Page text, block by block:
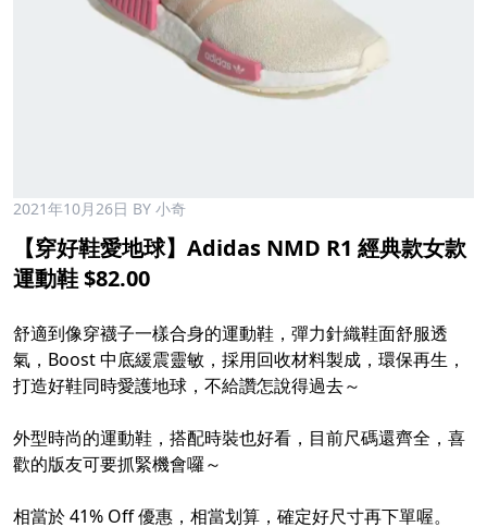
2021年10月26日 BY 小奇
【穿好鞋愛地球】Adidas NMD R1 經典款女款
運動鞋 $82.00
舒適到像穿襪子一樣合身的運動鞋，彈力針織鞋面舒服透
氣，Boost 中底緩震靈敏，採用回收材料製成，環保再生，
打造好鞋同時愛護地球，不給讚怎說得過去～
外型時尚的運動鞋，搭配時裝也好看，目前尺碼還齊全，喜
歡的版友可要抓緊機會囉～
相當於 41% Off 優惠，相當划算，確定好尺寸再下單喔。